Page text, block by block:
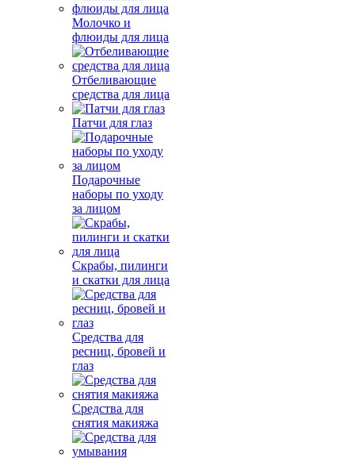
Молочко и
флюиды для лица
Отбеливающие
средства для лица
Патчи для глаз
Подарочные
наборы по уходу
за лицом
Скрабы, пилинги
и скатки для лица
Средства для
ресниц, бровей и
глаз
Средства для
снятия макияжа